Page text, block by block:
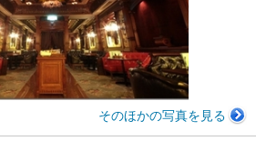
そのほかの写真を見る